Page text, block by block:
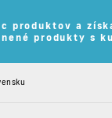
produktov a
produkty s